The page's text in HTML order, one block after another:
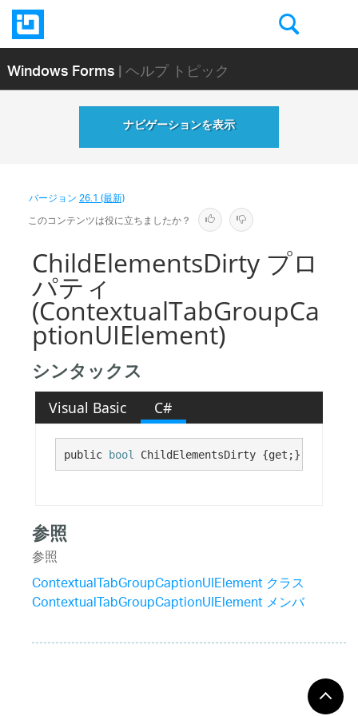
Windows Forms| ヘルプ トピック
ナビゲーションを表示
バージョン26.1 (最新)
このコンテンツは役に立ちましたか？
ChildElementsDirty プロ
パティ
(ContextualTabGroupCa
ptionUIElement)
シンタックス
Visual Basic C#
public bool ChildElementsDirty {get;}
参照
参照
ContextualTabGroupCaptionUIElement クラス
ContextualTabGroupCaptionUIElement メンバ